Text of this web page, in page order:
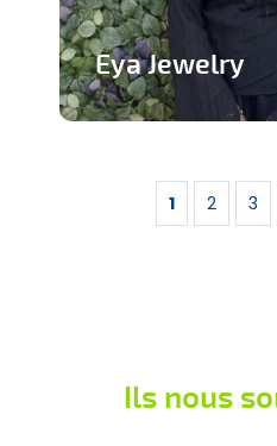
Eya Jewelry
En savoir plus
1 2 3
Ils nous